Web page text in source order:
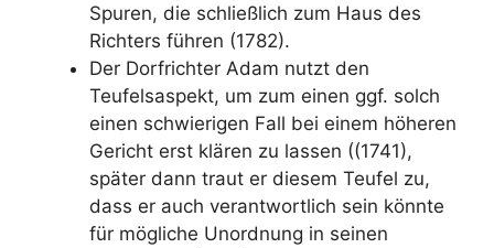
Spuren, die schließlich zum Haus des
Richters führen (1782).
Der Dorfrichter Adam nutzt den
Teufelsaspekt, um zum einen ggf. solch
einen schwierigen Fall bei einem höheren
Gericht erst klären zu lassen ((1741),
später dann traut er diesem Teufel zu,
dass er auch verantwortlich sein könnte
für mögliche Unordnung in seinen